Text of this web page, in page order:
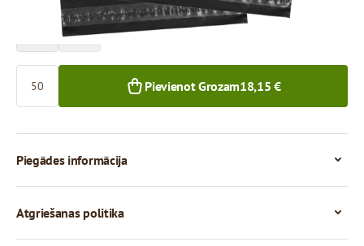
Pievienot Grozam18,15 €
Piegādes informācija
Atgriešanas politika